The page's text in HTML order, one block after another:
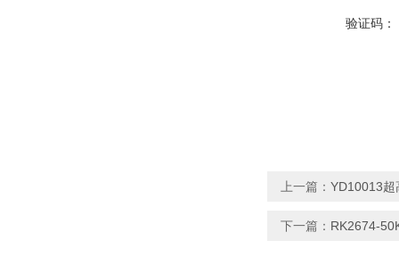
验证码：
上一篇： YD10013超
下一篇： RK2674-